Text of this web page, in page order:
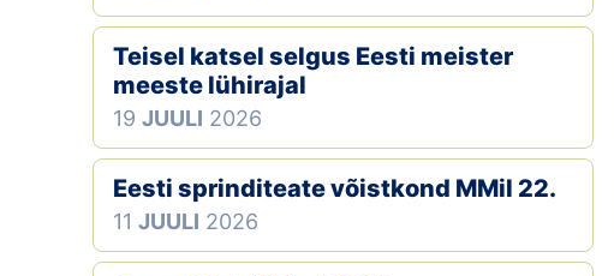
Tule klubisse!
Tulemused
Dokumendid
Klubid
Suletud maastikud
Teisel katsel selgus Eesti meister
meeste lühirajal
19 JUULI 2026
Eesti sprinditeate võistkond MMil 22.
11 JUULI 2026